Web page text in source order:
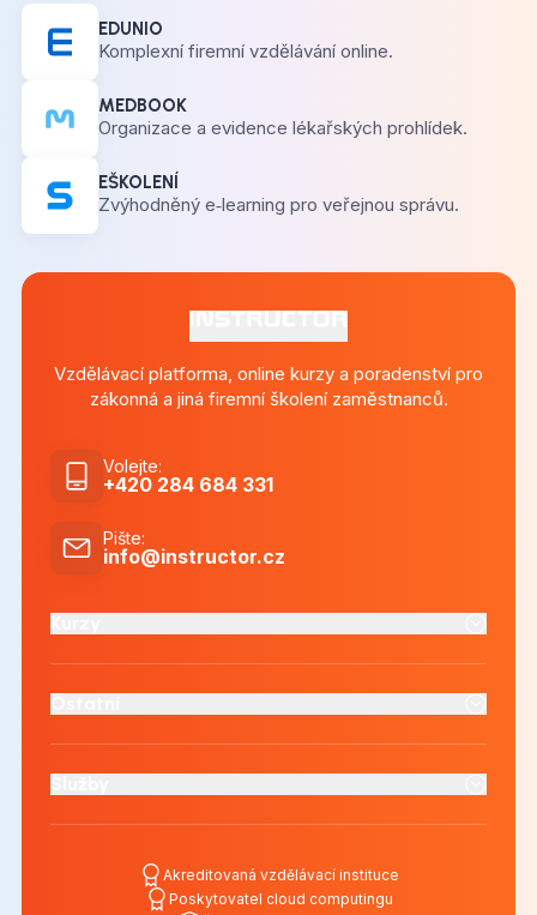
EDUNIO
Komplexní firemní vzdělávání online.
MEDBOOK
Organizace a evidence lékařských prohlídek.
EŠKOLENÍ
Zvýhodněný e‑learning pro veřejnou správu.
Vzdělávací platforma, online kurzy a poradenství pro
zákonná a jiná firemní školení zaměstnanců.
Volejte:
+420 284 684 331
Pište:
info@instructor.cz
Akreditovaná vzdělávací instituce
Poskytovatel cloud computingu